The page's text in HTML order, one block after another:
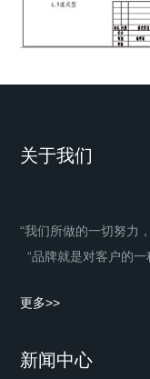
关于我们
“我们所做的一切努力
“品牌就是对客户的一
更多>>
新闻中心